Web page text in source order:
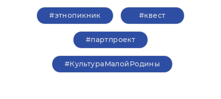
#этнопикник #квест
#партпроект
#КультураМалойРодины